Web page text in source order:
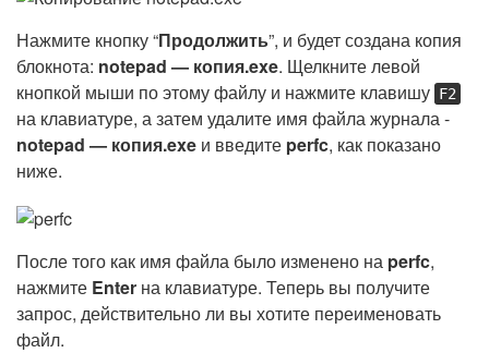
Нажмите кнопку “Продолжить”, и будет создана копия
блокнота: notepad — копия.exe. Щелкните левой
кнопкой мыши по этому файлу и нажмите клавишу F2
на клавиатуре, а затем удалите имя файла журнала -
notepad — копия.exe и введите perfc, как показано
ниже.
После того как имя файла было изменено на perfc,
нажмите Enter на клавиатуре. Теперь вы получите
запрос, действительно ли вы хотите переименовать
файл.